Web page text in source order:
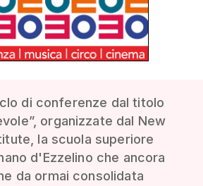
di conferenze dal titolo
organizzate dal New
la scuola superiore
d'Ezzelino che ancora
da ormai consolidata